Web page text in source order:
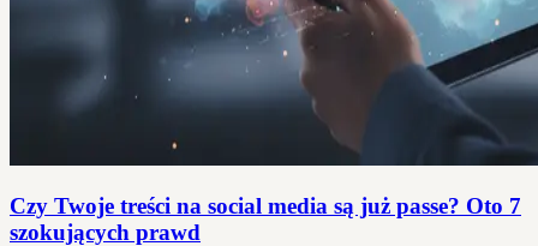
Czy Twoje treści na social media są już passe? Oto 7
szokujących prawd